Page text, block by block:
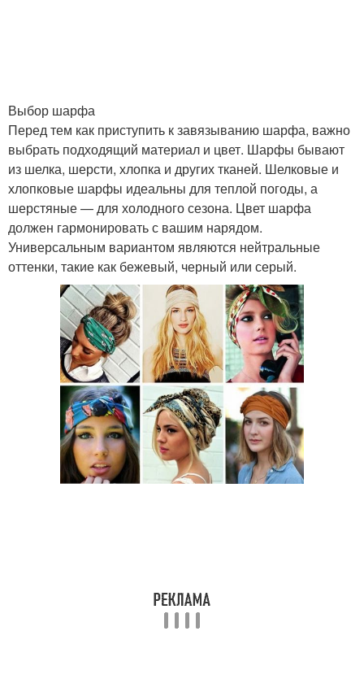
Выбор шарфа
Перед тем как приступить к завязыванию шарфа, важно
выбрать подходящий материал и цвет. Шарфы бывают
из шелка, шерсти, хлопка и других тканей. Шелковые и
хлопковые шарфы идеальны для теплой погоды, а
шерстяные — для холодного сезона. Цвет шарфа
должен гармонировать с вашим нарядом.
Универсальным вариантом являются нейтральные
оттенки, такие как бежевый, черный или серый.